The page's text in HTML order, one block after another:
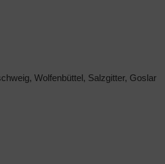
Wolfenbüttel, Salzgitter, Goslar